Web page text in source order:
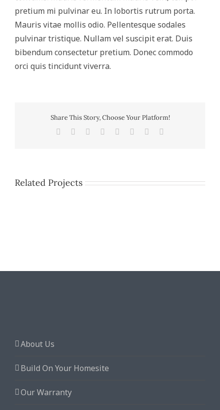
pretium mi pulvinar eu. In lobortis rutrum porta.
Mauris vitae mollis odio. Pellentesque sodales
pulvinar tristique. Nullam vel suscipit erat. Duis
bibendum consectetur pretium. Donec commodo
orci quis tincidunt viverra.
Share This Story, Choose Your Platform!
Facebook
TwitterReddit LinkedIn
TumblrPinterest
Related Projects
About Us
Build On Your Homesite
Our Warranty